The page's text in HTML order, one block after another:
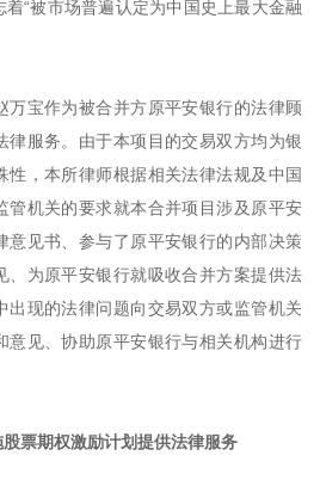
“被市场普遍认定为中国史上最大金融
万宝作为被合并方原平安银行的法律顾
律服务。由于本项目的交易双方均为银
性，本所律师根据相关法律法规及中国
管机关的要求就本合并项目涉及原平安
意见书、参与了原平安银行的内部决策
、为原平安银行就吸收合并方案提供法
出现的法律问题向交易双方或监管机关
意见、协助原平安银行与相关机构进行
票期权激励计划提供法律服务